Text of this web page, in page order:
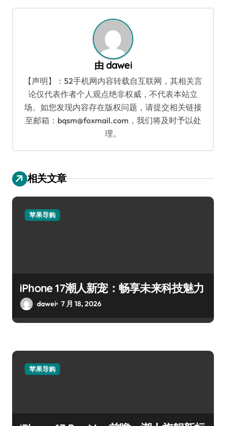
航
由 dawei
【声明】：52手机网内容转载自互联网，其相关言
论仅代表作者个人观点绝非权威，不代表本站立
场。如您发现内容存在版权问题，请提交相关链接
至邮箱：bqsm@foxmail.com，我们将及时予以处
理。
相关文章
苹果导购
iPhone 17潮人新宠：畅享未来科技魅力
dawei 7 月 18, 2026
苹果导购